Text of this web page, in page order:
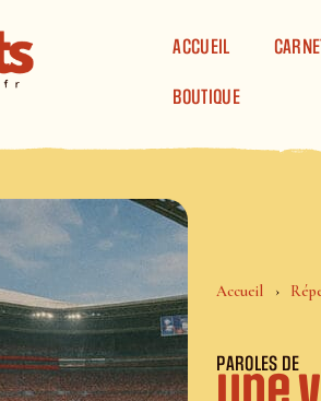
ACCUEIL
BOUTIQUE
Accueil
PAROLES DE